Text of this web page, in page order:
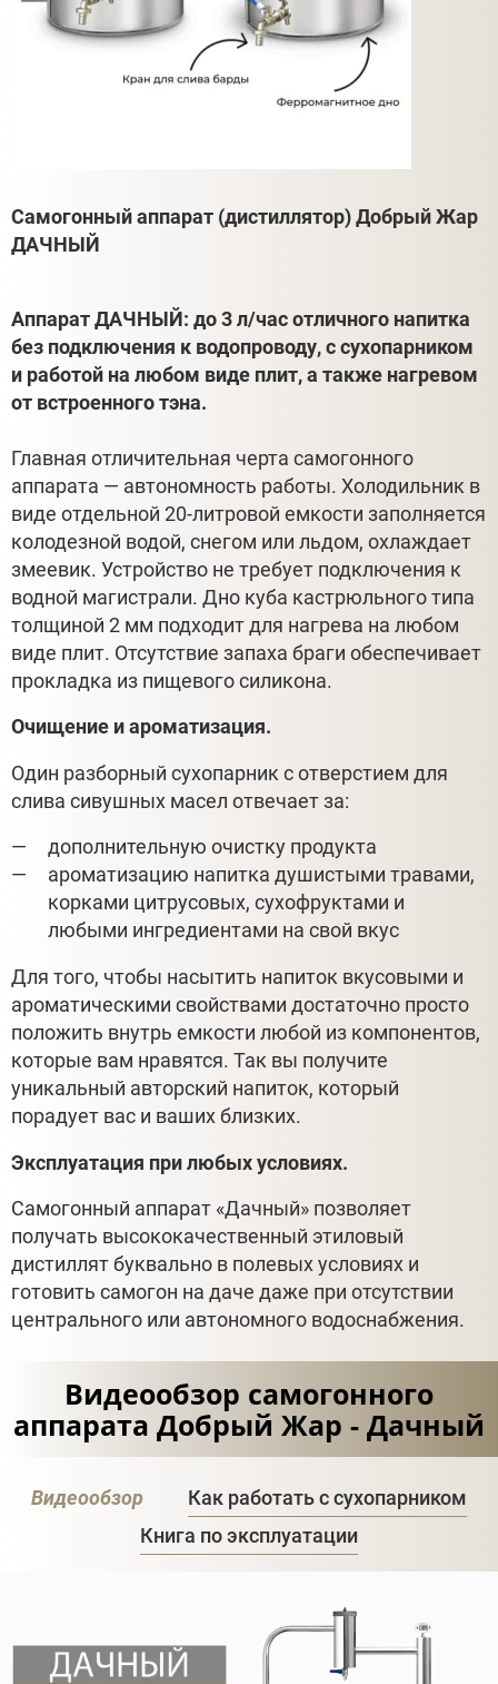
Самогонный аппарат (дистиллятор) Добрый Жар
ДАЧНЫЙ
Аппарат ДАЧНЫЙ: до 3 л/час отличного напитка
без подключения к водопроводу, с сухопарником
и работой на любом виде плит, а также нагревом
от встроенного тэна.
Главная отличительная черта самогонного
аппарата — автономность работы. Холодильник в
виде отдельной 20-литровой емкости заполняется
колодезной водой, снегом или льдом, охлаждает
змеевик. Устройство не требует подключения к
водной магистрали. Дно куба кастрюльного типа
толщиной 2 мм подходит для нагрева на любом
виде плит. Отсутствие запаха браги обеспечивает
прокладка из пищевого силикона.
Очищение и ароматизация.
Один разборный сухопарник с отверстием для
слива сивушных масел отвечает за:
дополнительную очистку продукта
ароматизацию напитка душистыми травами,
корками цитрусовых, сухофруктами и
любыми ингредиентами на свой вкус
Для того, чтобы насытить напиток вкусовыми и
ароматическими свойствами достаточно просто
положить внутрь емкости любой из компонентов,
которые вам нравятся. Так вы получите
уникальный авторский напиток, который
порадует вас и ваших близких.
Эксплуатация при любых условиях.
Самогонный аппарат «Дачный» позволяет
получать высококачественный этиловый
дистиллят буквально в полевых условиях и
готовить самогон на даче даже при отсутствии
центрального или автономного водоснабжения.
Видеообзор самогонного
аппарата Добрый Жар - Дачный
Видеообзор
Как работать с сухопарником
Книга по эксплуатации